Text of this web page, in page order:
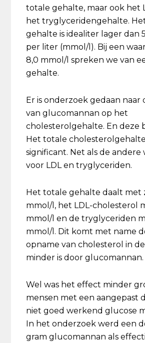
totale gehalte, maar ook het
het tryglyceridengehalte.
gehalte is idealiter lager dan
per liter (mmol/l). Bij een
8,0 mmol/l spreken we van
gehalte.
Er is onderzoek gedaan naar
van glucomannan op het
cholesterolgehalte. En deze
Het totale
significant. Net als de andere
voor LDL en tryglyceriden.
Het totale gehalte daalt met
mmol/l, het LDL-cholesterol
mmol/l en de tryglyceriden
mmol/l. Dit komt met name
opname van cholesterol in
minder is door glucomannan.
Wel was het effect minder
mensen met een aangepast
niet goed werkend glucose
In het onderzoek werd een
gram glucomannan als